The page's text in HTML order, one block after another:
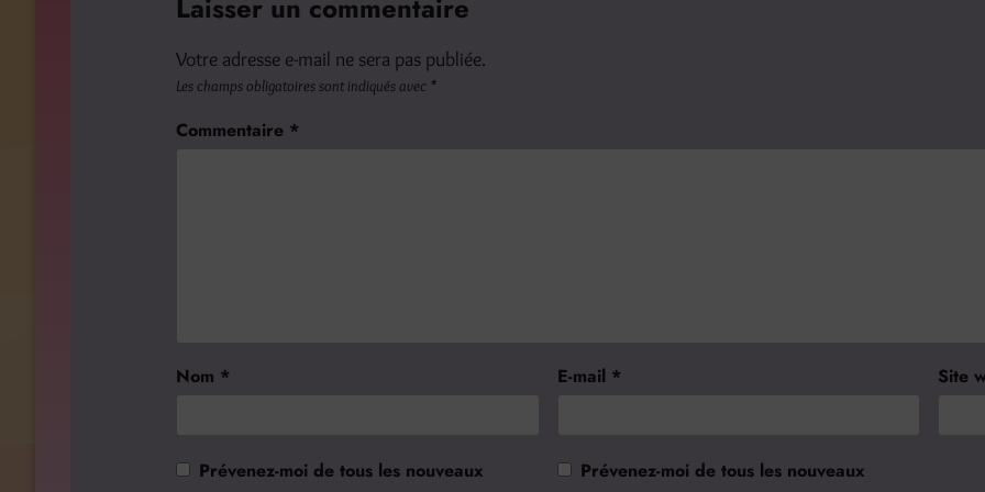
Laisser un commentaire
Votre adresse e-mail ne sera pas publiée.
Les champs obligatoires sont indiqués avec *
Commentaire *
Nom * E-mail * Site
Prévenez-moi de tous les nouveaux
Prévenez-moi de tous les nouveaux